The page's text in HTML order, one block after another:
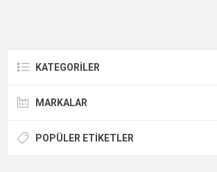
KATEGORİLER
MARKALAR
POPÜLER ETIKETLER